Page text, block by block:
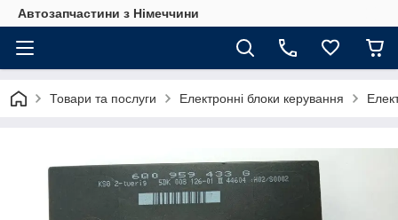
Автозапчастини з Німеччини
Товари та послуги Електронні блоки керування